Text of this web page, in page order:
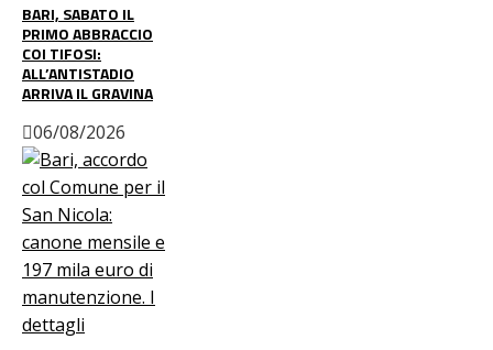
BARI, SABATO IL
PRIMO ABBRACCIO
COI TIFOSI:
ALL’ANTISTADIO
ARRIVA IL GRAVINA
06/08/2026